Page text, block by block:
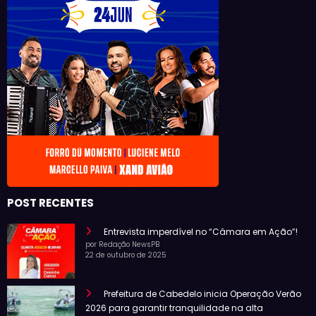
POST RECENTES
Entrevista imperdível no “Câmara em Ação”!
por Redação NewsPB
22 de outubro de 2025
Prefeitura de Cabedelo inicia Operação Verão
2026 para garantir tranquilidade na alta